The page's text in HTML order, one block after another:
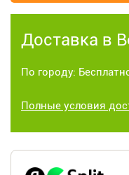
Доставка в
По городу:
Полные условия